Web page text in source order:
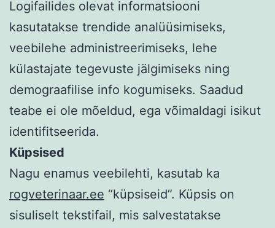
Logifailides olevat informatsiooni
kasutatakse trendide analüüsimiseks,
veebilehe administreerimiseks, lehe
külastajate tegevuste jälgimiseks ning
demograafilise info kogumiseks. Saadud
teabe ei ole mõeldud, ega võimaldagi isikut
identifitseerida.
Küpsised
Nagu enamus veebilehti, kasutab ka
rogveterinaar.ee “küpsiseid”. Küpsis on
sisuliselt tekstifail, mis salvestatakse